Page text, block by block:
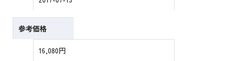
参考価格
16,080円